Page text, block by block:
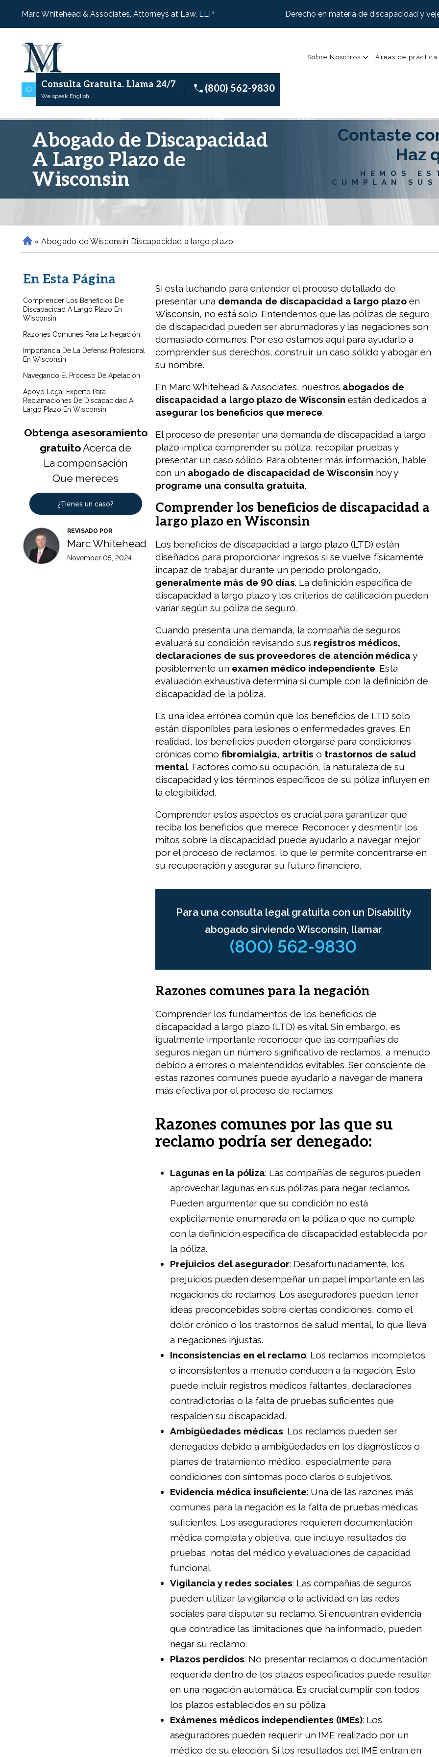
Marc Whitehead & Associates, Attorneys at Law, LLP Derecho en materia de discapacidad y
Sobre Nosotros Áreas de práctica
Consulta Gratuita. Llama 24/7
We speak English
(800) 562-9830
Abogado de Discapacidad
A Largo Plazo de
Wisconsin
Contaste
Haz
HEMOS
CUMPLAN
H
o
e
» Abogado de Wisconsin Discapacidad a largo plazo
En Esta Página
Comprender Los Beneficios De
Discapacidad A Largo Plazo En
Wisconsin
Razones Comunes Para La Negación
Importancia De La Defensa Profesional
En Wisconsin
Navegando El Proceso De Apelación
Apoyo Legal Experto Para
Reclamaciones De Discapacidad A
Largo Plazo En Wisconsin
Obtenga asesoramiento
gratuitoAcerca de
La compensación
Que mereces
¿Tienes un caso?
REVISADO POR
Marc Whitehead
November 05, 2024
Si está luchando para entender el proceso detallado de
presentar una demanda de discapacidad a largo plazo en
Wisconsin, no está solo. Entendemos que las pólizas de seguro
de discapacidad pueden ser abrumadoras y las negaciones son
demasiado comunes. Por eso estamos aquí para ayudarlo a
comprender sus derechos, construir un caso sólido y abogar en
su nombre.
En Marc Whitehead & Associates, nuestros abogados de
discapacidad a largo plazo de Wisconsin están dedicados a
asegurar los beneficios que merece.
El proceso de presentar una demanda de discapacidad a largo
plazo implica comprender su póliza, recopilar pruebas y
presentar un caso sólido. Para obtener más información, hable
con un abogado de discapacidad de Wisconsin hoy y
programe una consulta gratuita.
Comprender los beneficios de discapacidad a
largo plazo en Wisconsin
Los beneficios de discapacidad a largo plazo (LTD) están
diseñados para proporcionar ingresos si se vuelve físicamente
incapaz de trabajar durante un período prolongado,
generalmente más de 90 días. La definición específica de
discapacidad a largo plazo y los criterios de calificación pueden
variar según su póliza de seguro.
Cuando presenta una demanda, la compañía de seguros
evaluará su condición revisando sus registros médicos,
declaraciones de sus proveedores de atención médica y
posiblemente un examen médico independiente. Esta
evaluación exhaustiva determina si cumple con la definición de
discapacidad de la póliza.
Es una idea errónea común que los beneficios de LTD solo
están disponibles para lesiones o enfermedades graves. En
realidad, los beneficios pueden otorgarse para condiciones
crónicas como fibromialgia, artritis o trastornos de salud
mental. Factores como su ocupación, la naturaleza de su
discapacidad y los términos específicos de su póliza influyen en
la elegibilidad.
Comprender estos aspectos es crucial para garantizar que
reciba los beneficios que merece. Reconocer y desmentir los
mitos sobre la discapacidad puede ayudarlo a navegar mejor
por el proceso de reclamos, lo que le permite concentrarse en
su recuperación y asegurar su futuro financiero.
Para una consulta legal gratuita con un Disability
abogado sirviendo Wisconsin, llamar
(800) 562-9830
Razones comunes para la negación
Comprender los fundamentos de los beneficios de
discapacidad a largo plazo (LTD) es vital. Sin embargo, es
igualmente importante reconocer que las compañías de
seguros niegan un número significativo de reclamos, a menudo
debido a errores o malentendidos evitables. Ser consciente de
estas razones comunes puede ayudarlo a navegar de manera
más efectiva por el proceso de reclamos.
Razones comunes por las que su
reclamo podría ser denegado:
Lagunas en la póliza: Las compañías de seguros pueden
aprovechar lagunas en sus pólizas para negar reclamos.
Pueden argumentar que su condición no está
explícitamente enumerada en la póliza o que no cumple
con la definición específica de discapacidad establecida por
la póliza.
Prejuicios del asegurador: Desafortunadamente, los
prejuicios pueden desempeñar un papel importante en las
negaciones de reclamos. Los aseguradores pueden tener
ideas preconcebidas sobre ciertas condiciones, como el
dolor crónico o los trastornos de salud mental, lo que lleva
a negaciones injustas.
Inconsistencias en el reclamo: Los reclamos incompletos
o inconsistentes a menudo conducen a la negación. Esto
puede incluir registros médicos faltantes, declaraciones
contradictorias o la falta de pruebas suficientes que
respalden su discapacidad.
Ambigüedades médicas: Los reclamos pueden ser
denegados debido a ambigüedades en los diagnósticos o
planes de tratamiento médico, especialmente para
condiciones con síntomas poco claros o subjetivos.
Evidencia médica insuficiente: Una de las razones más
comunes para la negación es la falta de pruebas médicas
suficientes. Los aseguradores requieren documentación
médica completa y objetiva, que incluye resultados de
pruebas, notas del médico y evaluaciones de capacidad
funcional.
Vigilancia y redes sociales: Las compañías de seguros
pueden utilizar la vigilancia o la actividad en las redes
sociales para disputar su reclamo. Si encuentran evidencia
que contradice las limitaciones que ha informado, pueden
negar su reclamo.
Plazos perdidos: No presentar reclamos o documentación
requerida dentro de los plazos especificados puede resultar
en una negación automática. Es crucial cumplir con todos
los plazos establecidos en su póliza.
Exámenes médicos independientes (IMEs): Los
aseguradores pueden requerir un IME realizado por un
médico de su elección. Si los resultados del IME entran en